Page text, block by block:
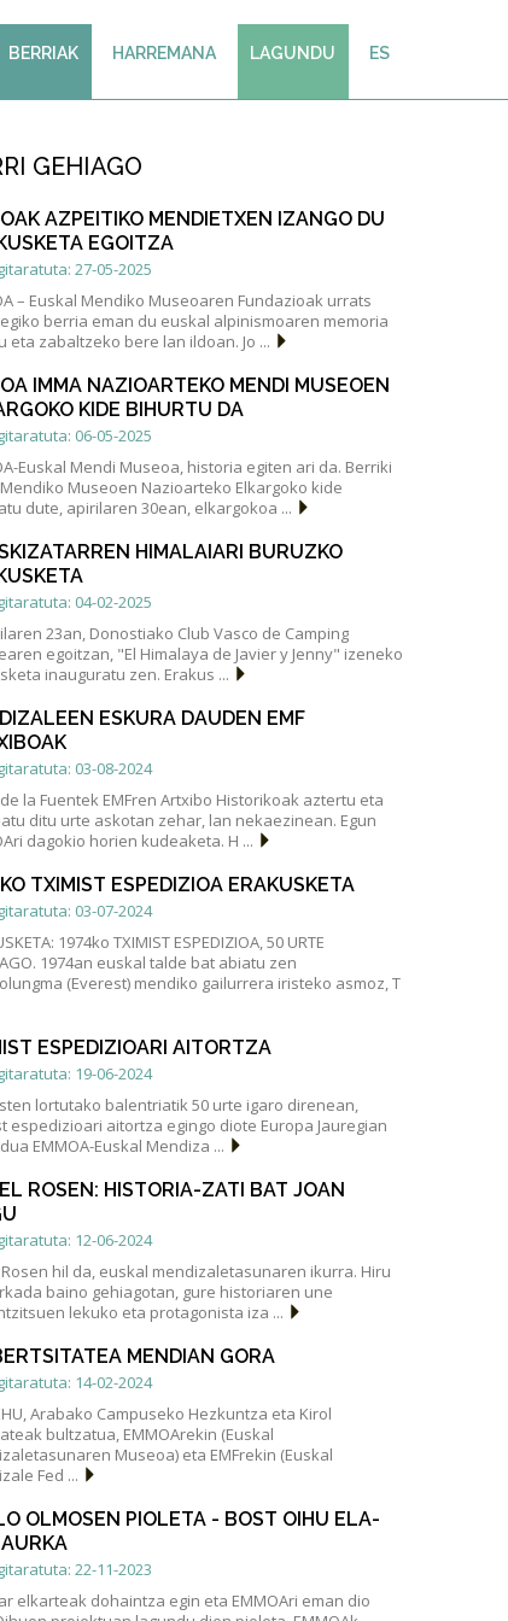
BERRIAK HARREMANA LAGUNDU ES
GEHIAGO
AZPEITIKO MENDIETXEN IZANGO DU
EGOITZA
27-05-2025
– Euskal Mendiko Museoaren Fundazioak urrats
berria eman du euskal alpinismoaren memoria
eta zabaltzeko bere lan ildoan. Jo ...
IMMA NAZIOARTEKO MENDI MUSEOEN
KIDE BIHURTU DA
06-05-2025
Euskal Mendi Museoa, historia egiten ari da. Berriki
Mendiko Museoen Nazioarteko Elkargoko kide
dute, apirilaren 30ean, elkargokoa ...
HIMALAIARI BURUZKO
04-02-2025
23an, Donostiako Club Vasco de Camping
egoitzan, "El Himalaya de Javier y Jenny" izeneko
inauguratu zen. Erakus ...
ESKURA DAUDEN EMF
03-08-2024
la Fuentek EMFren Artxibo Historikoak aztertu eta
ditu urte askotan zehar, lan nekaezinean. Egun
dagokio horien kudeaketa. H ...
TXIMIST ESPEDIZIOA ERAKUSKETA
03-07-2024
1974ko TXIMIST ESPEDIZIOA, 50 URTE
1974an euskal talde bat abiatu zen
(Everest) mendiko gailurrera iristeko asmoz, T
ESPEDIZIOARI AITORTZA
19-06-2024
lortutako balentriatik 50 urte igaro direnean,
espedizioari aitortza egingo diote Europa Jauregian
EMMOA-Euskal Mendiza ...
ROSEN: HISTORIA-ZATI BAT JOAN
12-06-2024
hil da, euskal mendizaletasunaren ikurra. Hiru
baino gehiagotan, gure historiaren une
lekuko eta protagonista iza ...
MENDIAN GORA
14-02-2024
Arabako Campuseko Hezkuntza eta Kirol
bultzatua, EMMOArekin (Euskal
Museoa) eta EMFrekin (Euskal
Fed ...
OLMOSEN PIOLETA - BOST OIHU ELA-
22-11-2023
elkarteak dohaintza egin eta EMMOAri eman dio